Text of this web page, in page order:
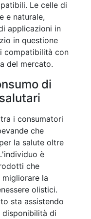
Le celle di
e naturale,
applicazioni in
in questione
compatibilità con
del mercato.
di
i consumatori
che
la salute oltre
è
che
la
olistici.
sta assistendo
disponibilità di